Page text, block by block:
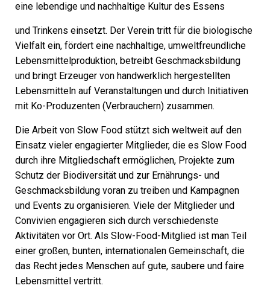
eine lebendige und nachhaltige Kultur des Essens
und Trinkens einsetzt. Der Verein tritt für die biologische
Vielfalt ein, fördert eine nachhaltige, umweltfreundliche
Lebensmittelproduktion, betreibt Geschmacksbildung
und bringt Erzeuger von handwerklich hergestellten
Lebensmitteln auf Veranstaltungen und durch Initiativen
mit Ko-Produzenten (Verbrauchern) zusammen.
Die Arbeit von Slow Food stützt sich weltweit auf den
Einsatz vieler engagierter Mitglieder, die es Slow Food
durch ihre Mitgliedschaft ermöglichen, Projekte zum
Schutz der Biodiversität und zur Ernährungs- und
Geschmacksbildung voran zu treiben und Kampagnen
und Events zu organisieren. Viele der Mitglieder und
Convivien engagieren sich durch verschiedenste
Aktivitäten vor Ort. Als Slow-Food-Mitglied ist man Teil
einer großen, bunten, internationalen Gemeinschaft, die
das Recht jedes Menschen auf gute, saubere und faire
Lebensmittel vertritt.